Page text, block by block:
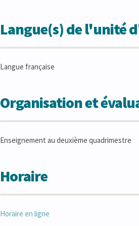
Langue(s) de l'unité
Langue française
Organisation et
Enseignement au deuxième quadrimestre
Horaire
Horaire en ligne